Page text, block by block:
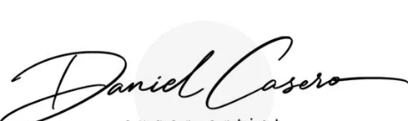
contenido